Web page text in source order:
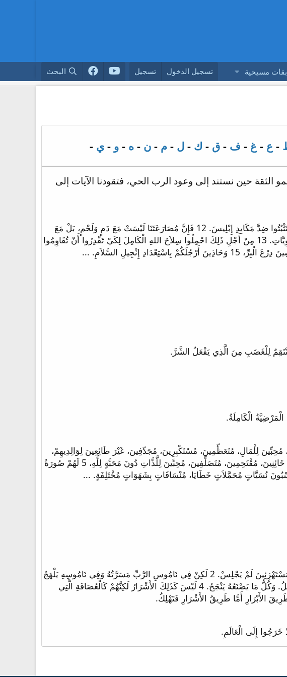
مسيحية تسجيل الدخول تسجيل البحث
- ع - غ - ف - ق - ك - ل - م - ن - ه - و - ي -
الثقة حين نستند إلى وعود الرب الحي، فتقودنا الآيات إلى
10 أَخِيراً يَا إِخْوَتِي تَقَوُّوا فِي الرَّبِّ وَفِي شِدَّةِ قُوَّتِهِ. 11 الْبَسُوا سِلاَحَ اللهِ الْكَامِلَ لِكَيْ تَقْدِرُوا أَنْ تَثْبُتُوا ضِدَّ مَكَايِدِ إِبْلِيسَ. 12 فَإِنَّ مُصَارَعَتَنَا لَيْسَتْ مَعَ دَمٍ وَلَحْمٍ، بَلْ مَعَ
الرُّؤَسَاءِ، مَعَ السَّلاَطِينِ، مَعَ وُلاَةِ الْعَالَمِ، عَلَى ظُلْمَةِ هَذَا الدَّهْرِ، مَعَ أَجْنَادِ الشَّرِّ الرُّوحِيَّةِ فِي السَّمَاوِيَّاتِ. 13 مِنْ أَجْلِ ذَلِكَ احْمِلُوا سِلاَحَ اللهِ الْكَامِلَ لِكَيْ تَقْدِرُوا أَنْ تُقَاوِمُوا
2 لأَنَّ النَّاسَ يَكُونُونَ مُحِبِّينَ لأَنْفُسِهِمْ، مُحِبِّينَ لِلْمَالِ، مُتَعَظِّمِينَ، مُسْتَكْبِرِينَ، مُجَدِّفِينَ، غَيْرَ طَائِعِينَ لِوَالِدِيهِمْ،
غَيْرَ شَاكِرِينَ، دَنِسِينَ، 3 بِلاَ حُنُوٍّ، بِلاَ رِضىً، ثَالِبِينَ، عَدِيمِي النَّزَاهَةِ، شَرِسِينَ، غَيْرَ مُحِبِّينَ لِلصَّلاَحِ، 4 خَائِنِينَ، مُقْتَحِمِينَ، مُتَصَلِّفِينَ، مُحِبِّينَ لِلَّذَّاتِ دُونَ مَحَبَّةٍ لِلَّهِ، 5 لَهُمْ صُورَةُ
1 طُوبَى لِلرَّجُلِ الَّذِي لَمْ يَسْلُكْ فِي مَشُورَةِ الأَشْرَارِ وَفِي طَرِيقِ الْخُطَاةِ لَمْ يَقِفْ وَفِي مَجْلِسِ الْمُسْتَهْزِئِينَ لَمْ يَجْلِسْ. 2 لَكِنْ فِي نَامُوسِ الرَّبِّ مَسَرَّتُهُ وَفِي نَامُوسِهِ يَلْهَجُ
نَهَاراً وَلَيْلاً. 3 فَيَكُونُ كَشَجَرَةٍ مَغْرُوسَةٍ عِنْدَ مَجَارِيِِ الْمِيَاهِ الَّتِي تُعْطِي ثَمَرَهَا فِي أَوَانِهِ وَوَرَقُهَا لاَ يَذْبُلُ. وَكُلُّ مَا يَصْنَعُهُ يَنْجَحُ. 4 لَيْسَ كَذَلِكَ الأَشْرَارُ لَكِنَّهُمْ كَالْعُصَافَةِ الَّتِي